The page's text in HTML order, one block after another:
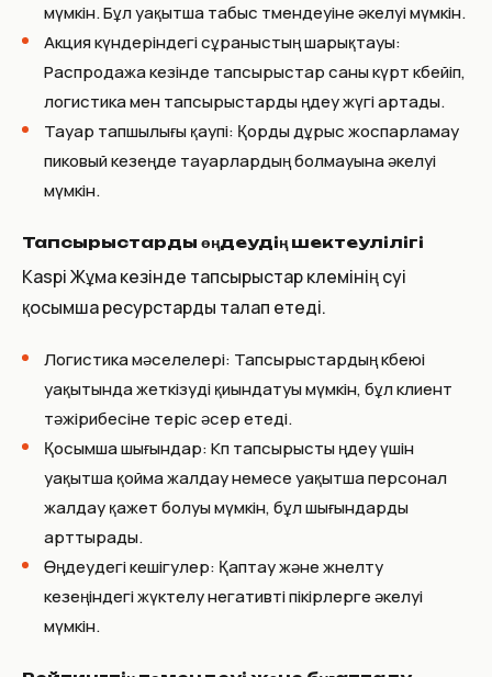
мүмкін. Бұл уақытша табыс төмендеуіне әкелуі мүмкін.
Акция күндеріндегі сұраныстың шарықтауы:
Распродажа кезінде тапсырыстар саны күрт көбейіп,
логистика мен тапсырыстарды өңдеу жүгі артады.
Тауар тапшылығы қаупі: Қорды дұрыс жоспарламау
пиковый кезеңде тауарлардың болмауына әкелуі
мүмкін.
Тапсырыстарды өңдеудің шектеулілігі
Kaspi Жұма кезінде тапсырыстар көлемінің өсуі
қосымша ресурстарды талап етеді.
Логистика мәселелері: Тапсырыстардың көбеюі
уақытында жеткізуді қиындатуы мүмкін, бұл клиент
тәжірибесіне теріс әсер етеді.
Қосымша шығындар: Көп тапсырысты өңдеу үшін
уақытша қойма жалдау немесе уақытша персонал
жалдау қажет болуы мүмкін, бұл шығындарды
арттырады.
Өңдеудегі кешігулер: Қаптау және жөнелту
кезеңіндегі жүктелу негативті пікірлерге әкелуі
мүмкін.